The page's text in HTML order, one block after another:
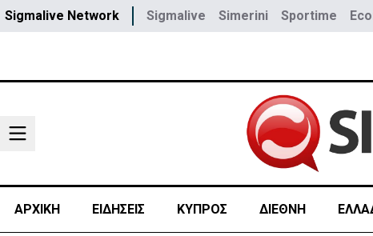
Sigmalive Network Sigmalive Simerini Sportime
ΑΡΧΙΚΗ ΕΙΔΗΣΕΙΣ ΚΥΠΡΟΣ ΔΙΕΘΝΗ